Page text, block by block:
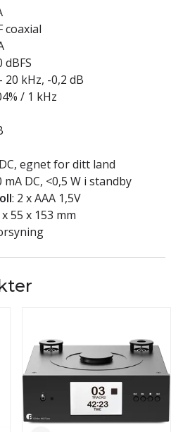
coaxial
dBFS
20 kHz, -0,2 dB
/ 1 kHz
egnet for ditt land
mA DC, <0,5 W i standby
: 2 x AAA 1,5V
55 x 153 mm